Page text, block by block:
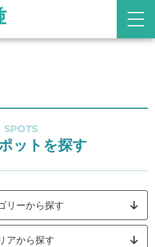
SPOTS
ットを探す
リーから探す
アから探す